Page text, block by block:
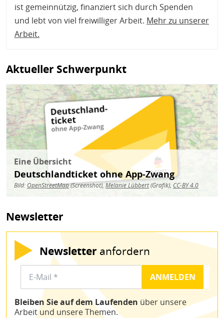
ist gemeinnützig, finanziert sich durch Spenden
und lebt von viel freiwilliger Arbeit. Mehr zu unserer
Arbeit.
Aktueller Schwerpunkt
Bild
Eine Übersicht
Deutschlandticket ohne App-Zwang
Bild: OpenStreetMap(Screenshot),Melanie Lübbert(Grafik), CC-BY 4.0
Newsletter
Newsletter anfordern
Bleiben Sie auf dem Laufenden über unsere
Arbeit und unsere Themen.